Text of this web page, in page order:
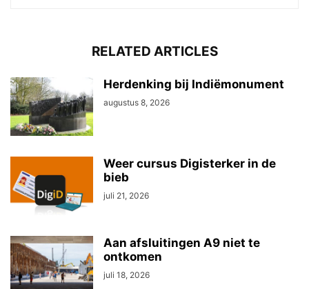
RELATED ARTICLES
Herdenking bij Indiëmonument
augustus 8, 2026
Weer cursus Digisterker in de
bieb
juli 21, 2026
Aan afsluitingen A9 niet te
ontkomen
juli 18, 2026